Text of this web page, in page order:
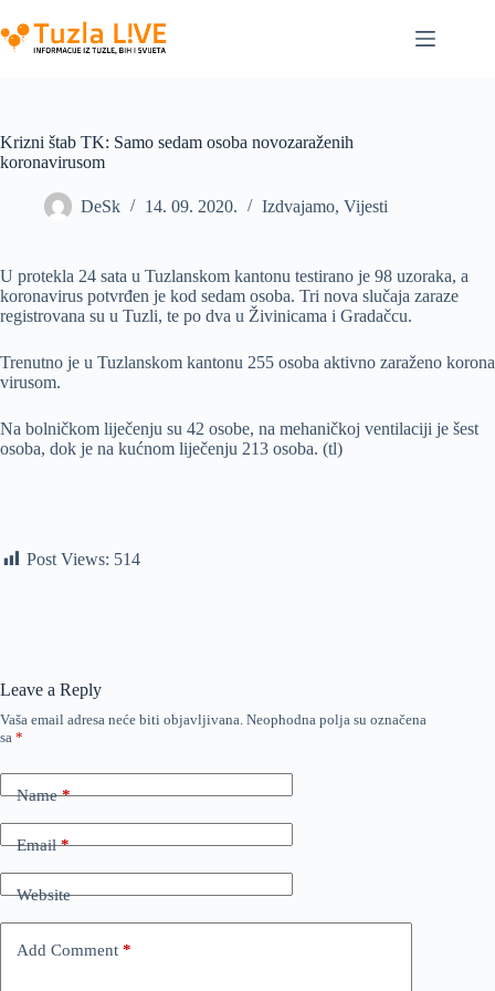
to
content
Krizni štab TK: Samo sedam osoba novozaraženih
koronavirusom
DeSk 14. 09. 2020. Izdvajamo, Vijesti
U protekla 24 sata u Tuzlanskom kantonu testirano je 98 uzoraka, a
koronavirus potvrđen je kod sedam osoba. Tri nova slučaja zaraze
registrovana su u Tuzli, te po dva u Živinicama i Gradačcu.
Trenutno je u Tuzlanskom kantonu 255 osoba aktivno zaraženo korona
virusom.
Na bolničkom liječenju su 42 osobe, na mehaničkoj ventilaciji je šest
osoba, dok je na kućnom liječenju 213 osoba. (tl)
Post Views: 514
Leave a Reply
Vaša email adresa neće biti objavljivana. Neophodna polja su označena
sa *
Name*
Email*
Website
Add Comment *